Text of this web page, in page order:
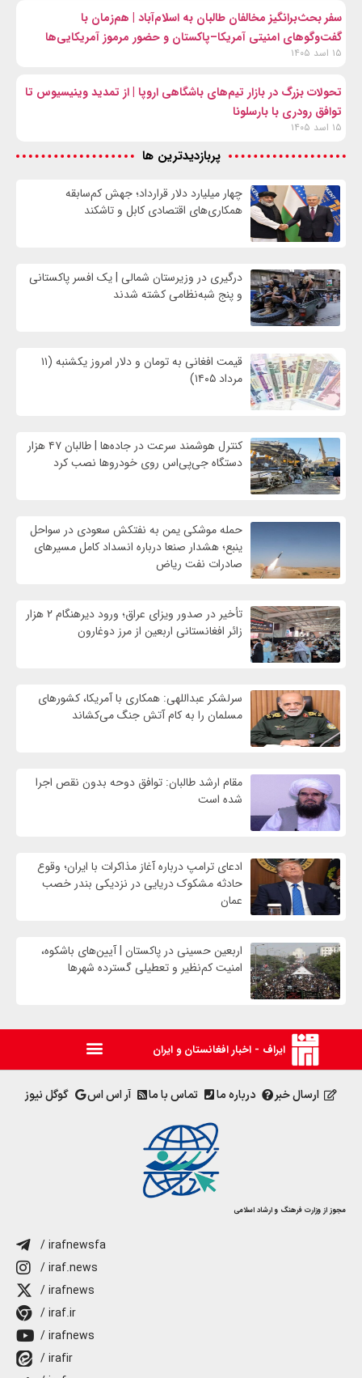
سفر بحث‌برانگیز مخالفان طالبان به اسلام‌آباد | هم‌زمان با
گفت‌وگوهای امنیتی آمریکا–پاکستان و حضور مرموز آمریکایی‌ها
۱۵ اسد ۱۴۰۵
تحولات بزرگ در بازار تیم‌های باشگاهی اروپا | از تمدید وینیسیوس تا
توافق رودری با بارسلونا
۱۵ اسد ۱۴۰۵
پربازدیدترین ها
چهار میلیارد دلار قرارداد؛ جهش کم‌سابقه
همکاری‌های اقتصادی کابل و تاشکند
درگیری در وزیرستان شمالی | یک افسر پاکستانی
و پنج شبه‌نظامی کشته شدند
قیمت افغانی به تومان و دلار امروز یکشنبه (۱۱
مرداد ۱۴۰۵)
کنترل هوشمند سرعت در جاده‌ها | طالبان ۴۷ هزار
دستگاه جی‌پی‌اس روی خودروها نصب کرد
حمله موشکی یمن به نفتکش سعودی در سواحل
ینبع؛ هشدار صنعا درباره انسداد کامل مسیرهای
صادرات نفت ریاض
تأخیر در صدور ویزای عراق؛ ورود دیرهنگام ۲ هزار
زائر افغانستانی اربعین از مرز دوغارون
سرلشکر عبداللهی: همکاری با آمریکا، کشورهای
مسلمان را به کام آتش جنگ می‌کشاند
مقام ارشد طالبان: توافق دوحه بدون نقص اجرا
شده است
ادعای ترامپ درباره آغاز مذاکرات با ایران؛ وقوع
حادثه مشکوک دریایی در نزدیکی بندر خصب
عمان
اربعین حسینی در پاکستان | آیین‌های باشکوه،
امنیت کم‌نظیر و تعطیلی گسترده شهرها
ایراف - اخبار افغانستان و ایران
ارسال خبر درباره ما تماس با ما آر اس اس گوگل نیوز
مجوز از وزارت فرهنگ و ارشاد اسلامی
/ irafnewsfa
/ iraf.news
/ irafnews
/ iraf.ir
/ irafnews
/ irafir